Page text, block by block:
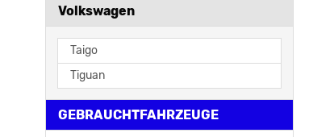
Volkswagen
Taigo
Tiguan
GEBRAUCHTFAHRZEUGE